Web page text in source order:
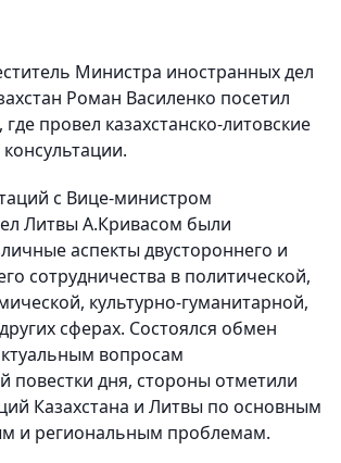
Министра иностранных дел
Роман Василенко посетил
провел казахстанско-литовские
с Вице-министром
Литвы А.Кривасом были
аспекты двустороннего и
сотрудничества в политической,
культурно-гуманитарной,
сферах. Состоялся обмен
вопросам
повестки дня, стороны отметили
Казахстана и Литвы по основным
и региональным проблемам.